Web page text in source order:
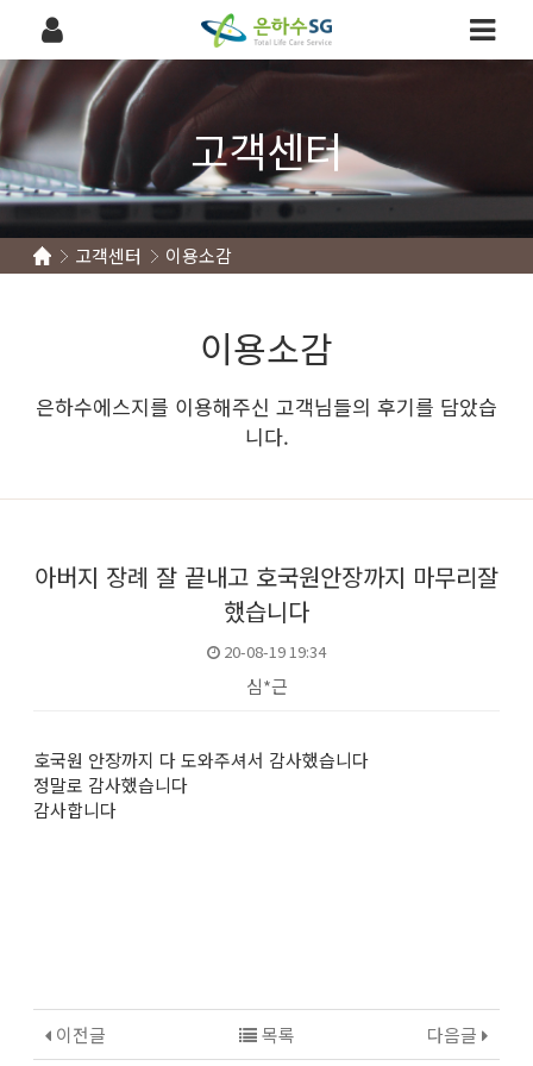
고객센터
고객센터 이용소감
이용소감
은하수에스지를 이용해주신 고객님들의 후기를 담았습
니다.
아버지 장례 잘 끝내고 호국원안장까지 마무리잘
했습니다
20-08-19 19:34
심*근
본문
호국원 안장까지 다 도와주셔서 감사했습니다
정말로 감사했습니다
감사합니다
이전글 다음글
목록